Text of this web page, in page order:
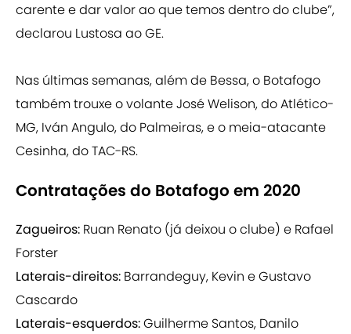
carente e dar valor ao que temos dentro do clube”,
declarou Lustosa ao GE.
Nas últimas semanas, além de Bessa, o Botafogo
também trouxe o volante José Welison, do Atlético-
MG, Iván Angulo, do Palmeiras, e o meia-atacante
Cesinha, do TAC-RS.
Contratações do Botafogo em 2020
Zagueiros: Ruan Renato (já deixou o clube) e Rafael
Forster
Laterais-direitos: Barrandeguy, Kevin e Gustavo
Cascardo
Laterais-esquerdos:Guilherme Santos, Danilo